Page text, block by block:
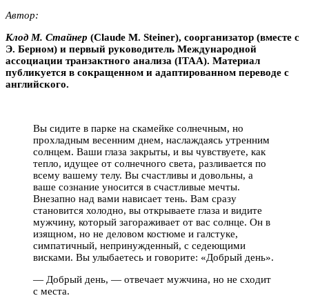
Автор:
Клод М. Стайнер (Claude M. Steiner), соорганизатор (вместе с
Э. Берном) и первый руководитель Международной
ассоциации транзактного анализа (ITAA). Материал
публикуется в сокращенном и адаптированном переводе с
английского.
Вы сидите в парке на скамейке солнечным, но
прохладным весенним днем, наслаждаясь утренним
солнцем. Ваши глаза закрыты, и вы чувствуете, как
тепло, идущее от солнечного света, разливается по
всему вашему телу. Вы счастливы и довольны, а
ваше сознание уносится в счастливые мечты.
Внезапно над вами нависает тень. Вам сразу
становится холодно, вы открываете глаза и видите
мужчину, который загораживает от вас солнце. Он в
изящном, но не деловом костюме и галстуке,
симпатичный, непринужденный, с седеющими
висками. Вы улыбаетесь и говорите: «Добрый день».
— Добрый день, — отвечает мужчина, но не сходит
с места.